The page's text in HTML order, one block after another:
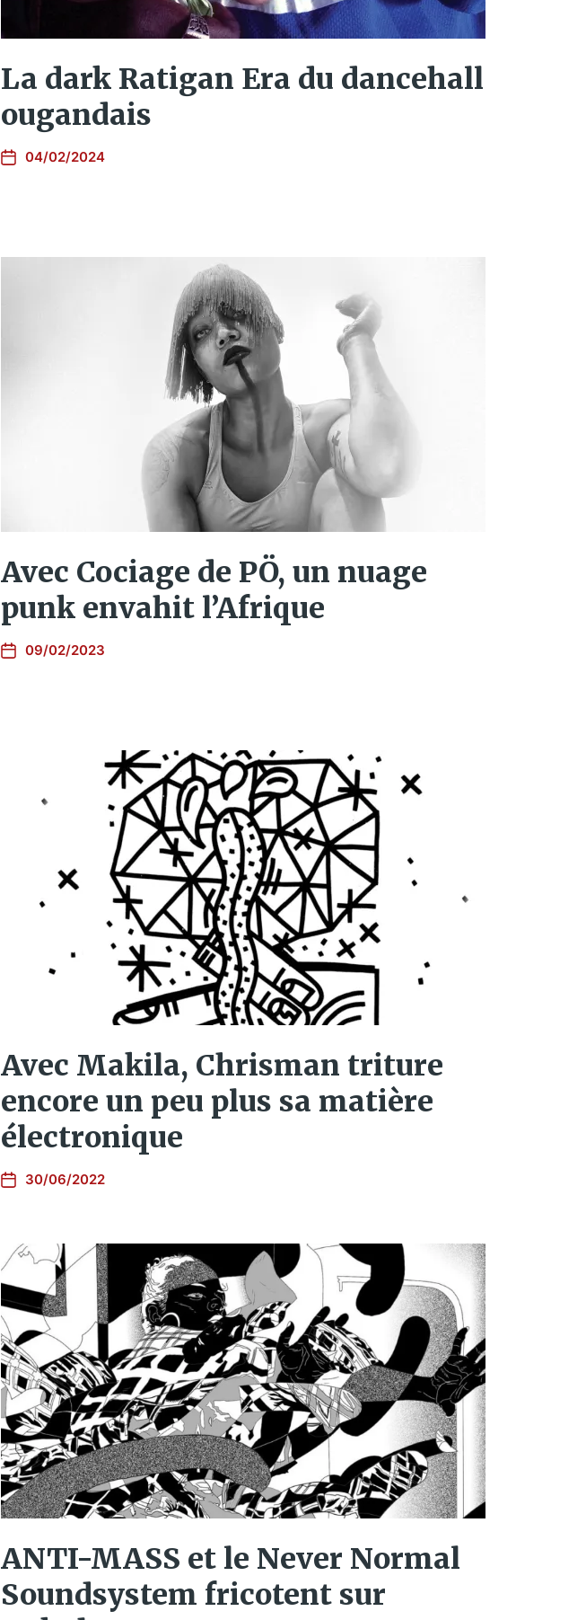
La dark Ratigan Era du dancehall
ougandais
04/02/2024
Avec Cociage de PÖ, un nuage
punk envahit l’Afrique
09/02/2023
Avec Makila, Chrisman triture
encore un peu plus sa matière
électronique
30/06/2022
ANTI​-​MASS et le Never Normal
Soundsystem fricotent sur